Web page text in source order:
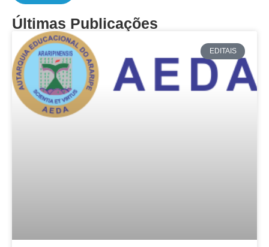
Últimas Publicações
EDITAIS